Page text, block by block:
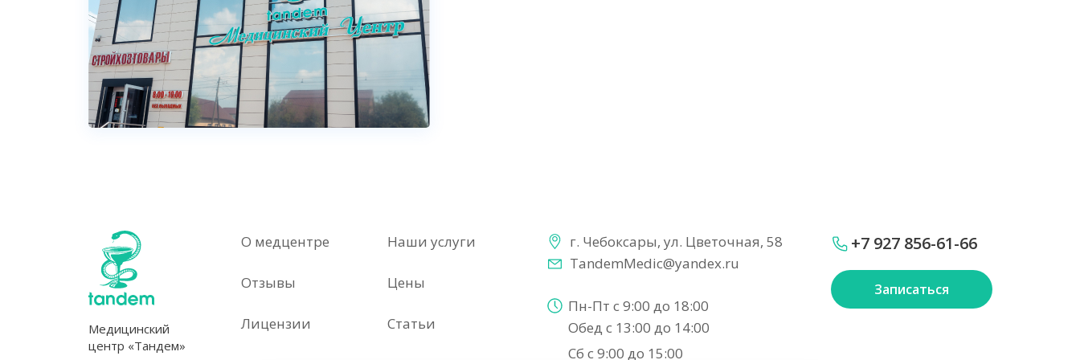
Медицинский
центр «Тандем»
О медцентре Наши услуги
Отзывы Цены
Лицензии Статьи
г. Чебоксары, ул. Цветочная, 58
TandemMedic@yandex.ru
Пн-Пт с 9:00 до 18:00
Обед с 13:00 до 14:00
Сб с 9:00 до 15:00
+7 927 856-61-66
Записаться